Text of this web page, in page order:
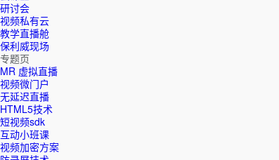
研讨会
视频私有云
教学直播舱
保利威现场
专题页
MR 虚拟直播
视频微门户
无延迟直播
HTML5技术
短视频sdk
互动小班课
视频加密方案